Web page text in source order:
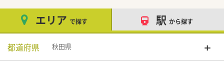
エリア で探す 駅 から探す
都道府県 秋田県